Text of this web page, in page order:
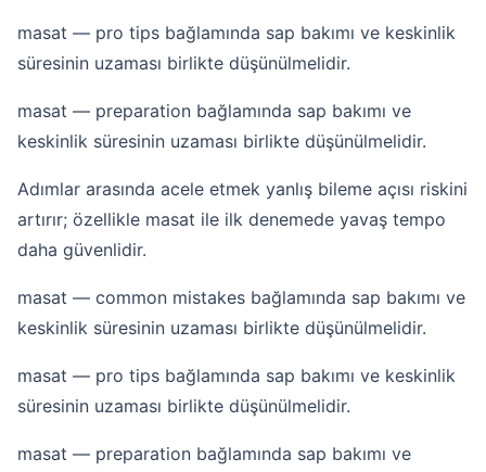
masat — pro tips bağlamında sap bakımı ve keskinlik
süresinin uzaması birlikte düşünülmelidir.
masat — preparation bağlamında sap bakımı ve
keskinlik süresinin uzaması birlikte düşünülmelidir.
Adımlar arasında acele etmek yanlış bileme açısı riskini
artırır; özellikle masat ile ilk denemede yavaş tempo
daha güvenlidir.
masat — common mistakes bağlamında sap bakımı ve
keskinlik süresinin uzaması birlikte düşünülmelidir.
masat — pro tips bağlamında sap bakımı ve keskinlik
süresinin uzaması birlikte düşünülmelidir.
masat — preparation bağlamında sap bakımı ve